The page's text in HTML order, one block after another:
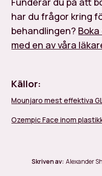
har du frågor kring
behandlingen?
med en av våra
Källor:
Mounjaro mest effektiva
Ozempic Face inom
Skriven av: Alexander